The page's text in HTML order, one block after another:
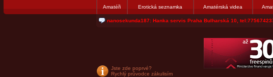
Amatéři Erotická seznamka Amatérská videa
jjoseff: Najde se par, ktery nekdy přemýšlel o divákovi. Napiste
Jste zde poprvé?
Rychlý průvodce zákulisím